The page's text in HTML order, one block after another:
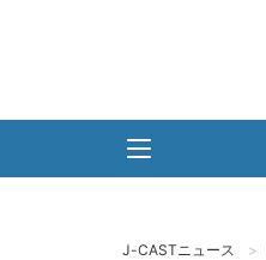
J-CASTニュース